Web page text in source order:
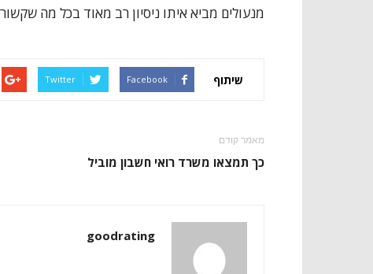
מנעולים מביא איתו ניסיון רב מאוד בכל מה
שיתוף Facebook
Twitter
מאמר קודם
כך תמצאו משרד רואי חשבון מוביל
goodrating